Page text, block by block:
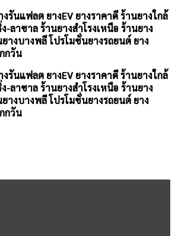
งรันแฟลต ยางEV ยางราคาดี ร้านยางใกล้
-ลาซาล ร้านยางสำโรงเหนือ ร้านยาง
างบางพลี โปรโมชั่นยางรถยนต์ ยาง
กวัน
งรันแฟลต ยางEV ยางราคาดี ร้านยางใกล้
-ลาซาล ร้านยางสำโรงเหนือ ร้านยาง
างบางพลี โปรโมชั่นยางรถยนต์ ยาง
กวัน